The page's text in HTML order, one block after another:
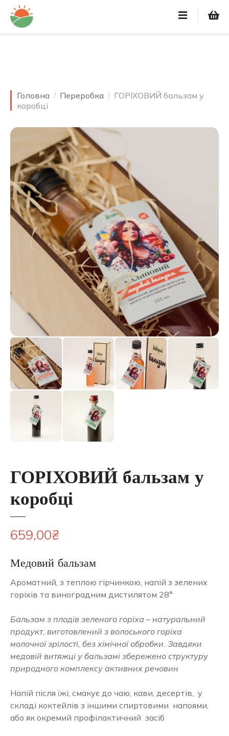
Перейти
вмісту
Головна Переробка
ГОРІХОВИЙ бальзам у
коробці
ГОРІХОВИЙ бальзам у
коробці
659,00₴
Медовий бальзам
Ароматний, з теплою гірчинкою, напій з зелених
горіхів та виноградним дистилятом 28°
Бальзам з плодів зеленого горіха – натуральний
продукт, виготовлений з волоського горіха
молочної зрілості, без хімічної обробки. Завдяки
медовій витяжці у бальзамі збережено структуру
природного комплексу активних речовин
Напій після їжі, смакує до чаю, кави, десертів, у
складі коктейлів з іншими спиртовими напоями,
або як окремий профілактичний засіб